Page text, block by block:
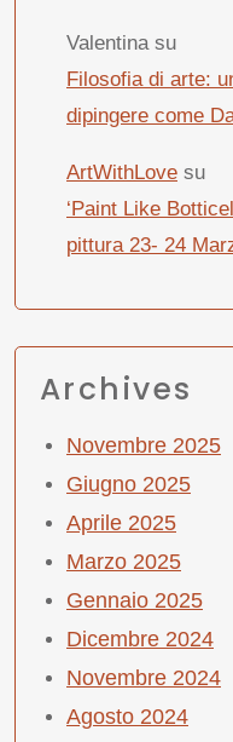
Valentinasu
Filosofia di arte:
dipingere come
ArtWithLove su
‘Paint Like
pittura 23- 24
Archives
Novembre 2025
Giugno 2025
Aprile 2025
Marzo 2025
Gennaio 2025
Dicembre 2024
Novembre 2024
Agosto 2024